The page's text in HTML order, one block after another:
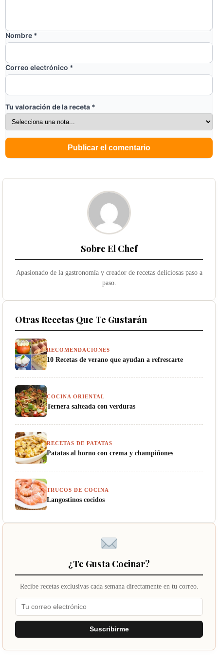
Nombre *
Correo electrónico *
Tu valoración de la receta *
Sobre El Chef
Apasionado de la gastronomía y creador de recetas deliciosas paso a
paso.
Otras Recetas Que Te Gustarán
RECOMENDACIONES
10 Recetas de verano que ayudan a refrescarte
COCINA ORIENTAL
Ternera salteada con verduras
RECETAS DE PATATAS
Patatas al horno con crema y champiñones
TRUCOS DE COCINA
Langostinos cocidos
¿Te Gusta Cocinar?
Recibe recetas exclusivas cada semana directamente en tu correo.
Suscribirme